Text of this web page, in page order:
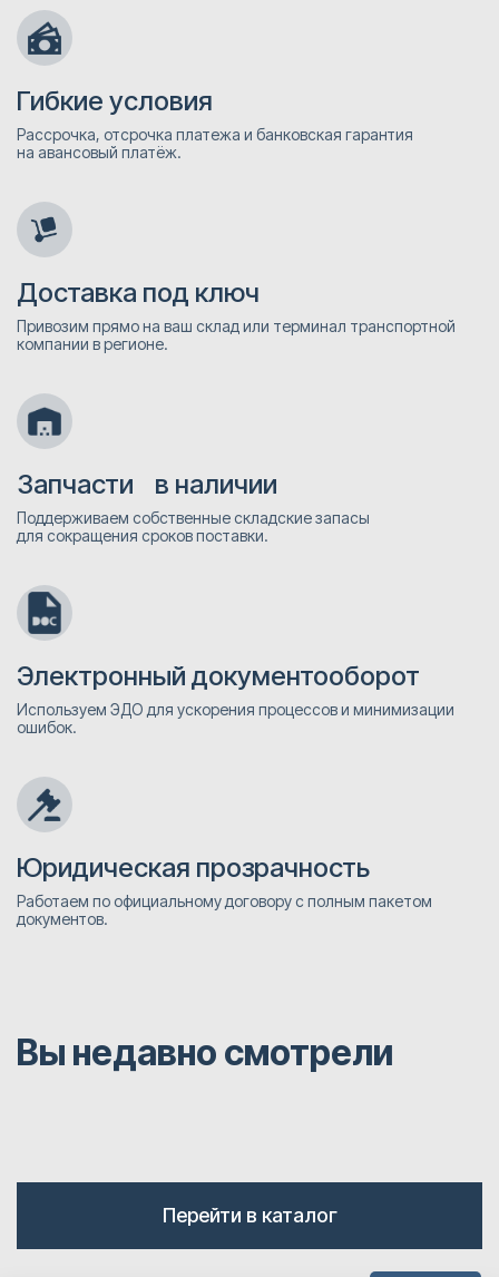
Гибкие условия
Рассрочка, отсрочка платежа и банковская гарантия
на авансовый платёж.
Доставка под ключ
Привозим прямо на ваш склад или терминал транспортной
компании в регионе.
Запчасти в наличии
Поддерживаем собственные складские запасы
для сокращения сроков поставки.
Электронный документооборот
Используем ЭДО для ускорения процессов и минимизации
ошибок.
Юридическая прозрачность
Работаем по официальному договору с полным пакетом
документов.
Вы недавно смотрели
Перейти в каталог